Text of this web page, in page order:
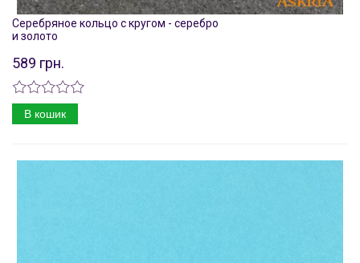
Серебряное кольцо с кругом - серебро
и золото
589 грн.
В кошик